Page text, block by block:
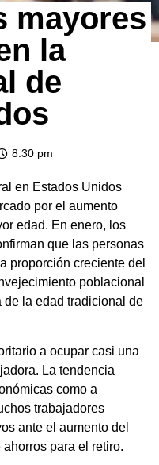
mayores
la
de
8:30 pm
en Estados Unidos
por el aumento
edad. En enero, los
que las personas
proporción creciente del
poblacional
la edad tradicional de
a ocupar casi una
La tendencia
como a
trabajadores
ante el aumento del
para el retiro.